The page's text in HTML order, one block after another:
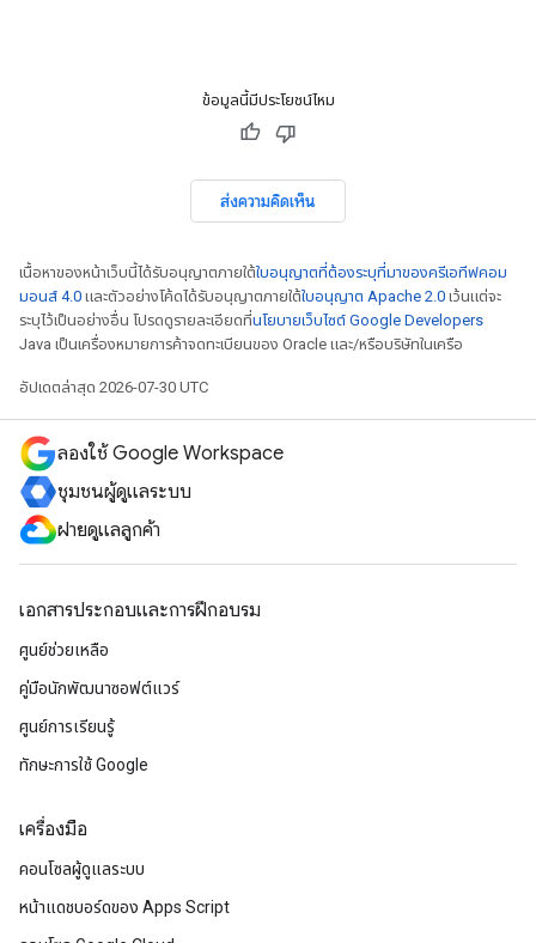
ข้อมูลนี้มีประโยชน์ไหม
ส่งความคิดเห็น
เนื้อหาของหน้าเว็บนี้ได้รับอนุญาตภายใต้ใบอนุญาตที่ต้องระบุที่มาของครีเอทีฟคอม
มอนส์ 4.0 และตัวอย่างโค้ดได้รับอนุญาตภายใต้ใบอนุญาต Apache 2.0 เว้นแต่จะ
ระบุไว้เป็นอย่างอื่น โปรดดูรายละเอียดที่นโยบายเว็บไซต์ Google Developers
Java เป็นเครื่องหมายการค้าจดทะเบียนของ Oracle และ/หรือบริษัทในเครือ
อัปเดตล่าสุด 2026-07-30 UTC
ลองใช้ Google Workspace
ชุมชนผู้ดูแลระบบ
ฝ่ายดูแลลูกค้า
เอกสารประกอบและการฝึกอบรม
ศูนย์ช่วยเหลือ
คู่มือนักพัฒนาซอฟต์แวร์
ศูนย์การเรียนรู้
ทักษะการใช้ Google
เครื่องมือ
คอนโซลผู้ดูแลระบบ
หน้าแดชบอร์ดของ Apps Script